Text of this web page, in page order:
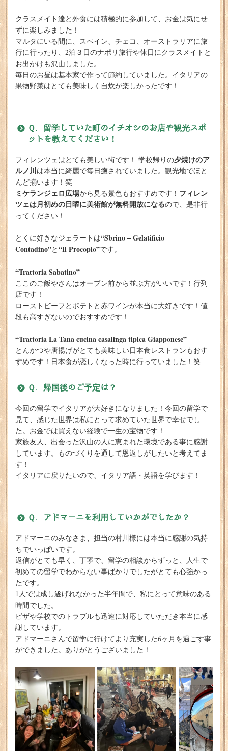
クラスメイト達と外食には積極的に参加して、お金は気にせ
ずに楽しみました！
マルタにいる間に、スペイン、チェコ、オーストラリアに旅
行に行ったり、2泊３日のナポリ旅行や休日にクラスメイトと
お出かけも沢山しました。
毎日のお昼は基本家で作って節約していました。イタリアの
果物野菜はとても美味しく自炊が楽しかったです！
Ｑ. 留学していた町のイチオシのお店や観光スポ
ットを教えてください！
フィレンツェはとても美しい街です！ 学校帰りの夕焼けのア
ルノ川は本当に綺麗で毎日癒されていました。観光地でほと
んど揃います！笑
ミケランジェロ広場から見る景色もおすすめです！ フィレン
ツェは月初めの日曜に美術館が無料開放になるので、是非行
ってください！
とくに好きなジェラートは“Sbrino – Gelatificio
Contadino”と“Il Procopio”です。
“Trattoria Sabatino”
ここのご飯やさんはオープン前から並ぶ方がいいです！行列
店です！
ローストビーフとポテトと赤ワインが本当に大好きです！値
段も高すぎないのでおすすめです！
“Trattoria La Tana cucina casalinga tipica Giapponese”
とんかつや唐揚げがとても美味しい日本食レストランもおす
すめです！日本食が恋しくなった時に行っていました！笑
Ｑ. 帰国後のご予定は？
今回の留学でイタリアが大好きになりました！今回の留学で
見て、感じた世界は私にとって求めていた世界で幸せでし
た。お金では買えない経験で一生の宝物です！
家族友人、出会った沢山の人に恵まれた環境である事に感謝
しています。ものづくりを通して恩返しがしたいと考えてま
す！
イタリアに戻りたいので、イタリア語・英語を学びます！
Ｑ. アドマーニを利用していかがでしたか？
アドマーニのみなさま、担当の村川様には本当に感謝の気持
ちでいっぱいです。
返信がとても早く、丁寧で、留学の相談からずっと、人生で
初めての留学でわからない事ばかりでしたがとても心強かっ
たです。
1人では成し遂げれなかった半年間で、私にとって意味のある
時間でした。
ビザや学校でのトラブルも迅速に対応していただき本当に感
謝しています。
アドマーニさんで留学に行けてより充実した6ヶ月を過ごす事
ができました。ありがとうございました！